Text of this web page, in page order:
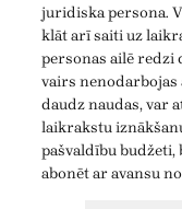
juridiska persona.
klāt arī saiti uz
personas ailē redzi
vairs
daudz naudas, var
laikrakstu
pašvaldību
abonēt ar avansu